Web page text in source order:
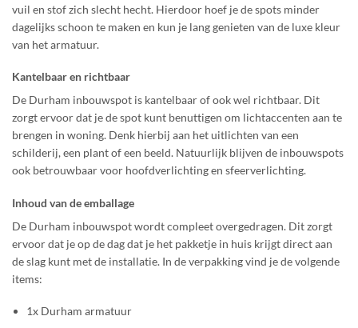
vuil en stof zich slecht hecht. Hierdoor hoef je de spots minder
dagelijks schoon te maken en kun je lang genieten van de luxe kleur
van het armatuur.
Kantelbaar en richtbaar
De Durham inbouwspot is kantelbaar of ook wel richtbaar. Dit
zorgt ervoor dat je de spot kunt benuttigen om lichtaccenten aan te
brengen in woning. Denk hierbij aan het uitlichten van een
schilderij, een plant of een beeld. Natuurlijk blijven de inbouwspots
ook betrouwbaar voor hoofdverlichting en sfeerverlichting.
Inhoud van de emballage
De Durham inbouwspot wordt compleet overgedragen. Dit zorgt
ervoor dat je op de dag dat je het pakketje in huis krijgt direct aan
de slag kunt met de installatie. In de verpakking vind je de volgende
items:
1x Durham armatuur